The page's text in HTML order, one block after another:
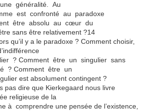
généralité. Au
est confronté au paradoxe
être absolu au cœur du
sans être relativement ?14
qu’il y a le paradoxe ? Comment choisir,
? Comment être un singulier sans
? Comment être un
est absolument contingent ?
pas dire que Kierkegaard nous livre
religieuse de la
à comprendre une pensée de l’existence,